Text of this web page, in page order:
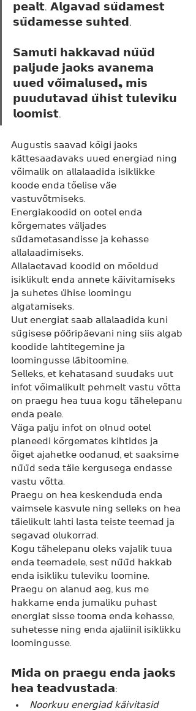
𝗽𝗲𝗮𝗹𝘁. 𝗔𝗹𝗴𝗮𝘃𝗮𝗱 𝘀𝘂̈𝗱𝗮𝗺𝗲𝘀𝘁
𝘀𝘂̈𝗱𝗮𝗺𝗲𝘀𝘀𝗲 𝘀𝘂𝗵𝘁𝗲𝗱.
𝗦𝗮𝗺𝘂𝘁𝗶 𝗵𝗮𝗸𝗸𝗮𝘃𝗮𝗱 𝗻𝘂̈𝘂̈𝗱
𝗽𝗮𝗹𝗷𝘂𝗱𝗲 𝗷𝗮𝗼𝗸𝘀 𝗮𝘃𝗮𝗻𝗲𝗺𝗮
𝘂𝘂𝗲𝗱 𝘃𝗼̃𝗶𝗺𝗮𝗹𝘂𝘀𝗲𝗱❟ 𝗺𝗶𝘀
𝗽𝘂𝘂𝗱𝘂𝘁𝗮𝘃𝗮𝗱 𝘂̈𝗵𝗶𝘀𝘁 𝘁𝘂𝗹𝗲𝘃𝗶𝗸𝘂
𝗹𝗼𝗼𝗺𝗶𝘀𝘁.
𝖠𝗎𝗀𝗎𝗌𝗍𝗂𝗌 𝗌𝖺𝖺𝗏𝖺𝖽 𝗄𝗈̃𝗂𝗀𝗂 𝗃𝖺𝗈𝗄𝗌
𝗄𝖺̈𝗍𝗍𝖾𝗌𝖺𝖺𝖽𝖺𝗏𝖺𝗄𝗌 𝗎𝗎𝖾𝖽 𝖾𝗇𝖾𝗋𝗀𝗂𝖺𝖽 𝗇𝗂𝗇𝗀
𝗏𝗈̃𝗂𝗆𝖺𝗅𝗂𝗄 𝗈𝗇 𝖺𝗅𝗅𝖺𝗅𝖺𝖺𝖽𝗂𝖽𝖺 𝗂𝗌𝗂𝗄𝗅𝗂𝗄𝗄𝖾
𝗄𝗈𝗈𝖽𝖾 𝖾𝗇𝖽𝖺 𝗍𝗈̃𝖾𝗅𝗂𝗌𝖾 𝗏𝖺̈𝖾
𝗏𝖺𝗌𝗍𝗎𝗏𝗈̃𝗍𝗆𝗂𝗌𝖾𝗄𝗌.
𝖤𝗇𝖾𝗋𝗀𝗂𝖺𝗄𝗈𝗈𝖽𝗂𝖽 𝗈𝗇 𝗈𝗈𝗍𝖾𝗅 𝖾𝗇𝖽𝖺
𝗄𝗈̃𝗋𝗀𝖾𝗆𝖺𝗍𝖾𝗌 𝗏𝖺̈𝗅𝗃𝖺𝖽𝖾𝗌
𝗌𝗎̈𝖽𝖺𝗆𝖾𝗍𝖺𝗌𝖺𝗇𝖽𝗂𝗌𝗌𝖾 𝗃𝖺 𝗄𝖾𝗁𝖺𝗌𝗌𝖾
𝖺𝗅𝗅𝖺𝗅𝖺𝖺𝖽𝗂𝗆𝗂𝗌𝖾𝗄𝗌.
𝖠𝗅𝗅𝖺𝗅𝖺𝖾𝗍𝖺𝗏𝖺𝖽 𝗄𝗈𝗈𝖽𝗂𝖽 𝗈𝗇 𝗆𝗈̃𝖾𝗅𝖽𝗎𝖽
𝗂𝗌𝗂𝗄𝗅𝗂𝗄𝗎𝗅𝗍 𝖾𝗇𝖽𝖺 𝖺𝗇𝗇𝖾𝗍𝖾 𝗄𝖺̈𝗂𝗏𝗂𝗍𝖺𝗆𝗂𝗌𝖾𝗄𝗌
𝗃𝖺 𝗌𝗎𝗁𝖾𝗍𝖾𝗌 𝗎̈𝗁𝗂𝗌𝖾 𝗅𝗈𝗈𝗆𝗂𝗇𝗀𝗎
𝖺𝗅𝗀𝖺𝗍𝖺𝗆𝗂𝗌𝖾𝗄𝗌.
𝖴𝗎𝗍 𝖾𝗇𝖾𝗋𝗀𝗂𝖺𝗍 𝗌𝖺𝖺𝖻 𝖺𝗅𝗅𝖺𝗅𝖺𝖺𝖽𝗂𝖽𝖺 𝗄𝗎𝗇𝗂
𝗌𝗎̈𝗀𝗂𝗌𝖾𝗌𝖾 𝗉𝗈̈𝗈̈𝗋𝗂𝗉𝖺̈𝖾𝗏𝖺𝗇𝗂 𝗇𝗂𝗇𝗀 𝗌𝗂𝗂𝗌 𝖺𝗅𝗀𝖺𝖻
𝗄𝗈𝗈𝖽𝗂𝖽𝖾 𝗅𝖺𝗁𝗍𝗂𝗍𝖾𝗀𝖾𝗆𝗂𝗇𝖾 𝗃𝖺
𝗅𝗈𝗈𝗆𝗂𝗇𝗀𝗎𝗌𝗌𝖾 𝗅𝖺̈𝖻𝗂𝗍𝗈𝗈𝗆𝗂𝗇𝖾.
𝖲𝖾𝗅𝗅𝖾𝗄𝗌, 𝖾𝗍 𝗄𝖾𝗁𝖺𝗍𝖺𝗌𝖺𝗇𝖽 𝗌𝗎𝗎𝖽𝖺𝗄𝗌 𝗎𝗎𝗍
𝗂𝗇𝖿𝗈𝗍 𝗏𝗈̃𝗂𝗆𝖺𝗅𝗂𝗄𝗎𝗅𝗍 𝗉𝖾𝗁𝗆𝖾𝗅𝗍 𝗏𝖺𝗌𝗍𝗎 𝗏𝗈̃𝗍𝗍𝖺
𝗈𝗇 𝗉𝗋𝖺𝖾𝗀𝗎 𝗁𝖾𝖺 𝗍𝗎𝗎𝖺 𝗄𝗈𝗀𝗎 𝗍𝖺̈𝗁𝖾𝗅𝖾𝗉𝖺𝗇𝗎
𝖾𝗇𝖽𝖺 𝗉𝖾𝖺𝗅𝖾.
𝖵𝖺̈𝗀𝖺 𝗉𝖺𝗅𝗃𝗎 𝗂𝗇𝖿𝗈𝗍 𝗈𝗇 𝗈𝗅𝗇𝗎𝖽 𝗈𝗈𝗍𝖾𝗅
𝗉𝗅𝖺𝗇𝖾𝖾𝖽𝗂 𝗄𝗈̃𝗋𝗀𝖾𝗆𝖺𝗍𝖾𝗌 𝗄𝗂𝗁𝗍𝗂𝖽𝖾𝗌 𝗃𝖺
𝗈̃𝗂𝗀𝖾𝗍 𝖺𝗃𝖺𝗁𝖾𝗍𝗄𝖾 𝗈𝗈𝖽𝖺𝗇𝗎𝖽, 𝖾𝗍 𝗌𝖺𝖺𝗄𝗌𝗂𝗆𝖾
𝗇𝗎̈𝗎̈𝖽 𝗌𝖾𝖽𝖺 𝗍𝖺̈𝗂𝖾 𝗄𝖾𝗋𝗀𝗎𝗌𝖾𝗀𝖺 𝖾𝗇𝖽𝖺𝗌𝗌𝖾
𝗏𝖺𝗌𝗍𝗎 𝗏𝗈̃𝗍𝗍𝖺.
𝖯𝗋𝖺𝖾𝗀𝗎 𝗈𝗇 𝗁𝖾𝖺 𝗄𝖾𝗌𝗄𝖾𝗇𝖽𝗎𝖽𝖺 𝖾𝗇𝖽𝖺
𝗏𝖺𝗂𝗆𝗌𝖾𝗅𝖾 𝗄𝖺𝗌𝗏𝗎𝗅𝖾 𝗇𝗂𝗇𝗀 𝗌𝖾𝗅𝗅𝖾𝗄𝗌 𝗈𝗇 𝗁𝖾𝖺
𝗍𝖺̈𝗂𝖾𝗅𝗂𝗄𝗎𝗅𝗍 𝗅𝖺𝗁𝗍𝗂 𝗅𝖺𝗌𝗍𝖺 𝗍𝖾𝗂𝗌𝗍𝖾 𝗍𝖾𝖾𝗆𝖺𝖽 𝗃𝖺
𝗌𝖾𝗀𝖺𝗏𝖺𝖽 𝗈𝗅𝗎𝗄𝗈𝗋𝗋𝖺𝖽.
𝖪𝗈𝗀𝗎 𝗍𝖺̈𝗁𝖾𝗅𝖾𝗉𝖺𝗇𝗎 𝗈𝗅𝖾𝗄𝗌 𝗏𝖺𝗃𝖺𝗅𝗂𝗄 𝗍𝗎𝗎𝖺
𝖾𝗇𝖽𝖺 𝗍𝖾𝖾𝗆𝖺𝖽𝖾𝗅𝖾, 𝗌𝖾𝗌𝗍 𝗇𝗎̈𝗎̈𝖽 𝗁𝖺𝗄𝗄𝖺𝖻
𝖾𝗇𝖽𝖺 𝗂𝗌𝗂𝗄𝗅𝗂𝗄𝗎 𝗍𝗎𝗅𝖾𝗏𝗂𝗄𝗎 𝗅𝗈𝗈𝗆𝗂𝗇𝖾.
𝖯𝗋𝖺𝖾𝗀𝗎 𝗈𝗇 𝖺𝗅𝖺𝗇𝗎𝖽 𝖺𝖾𝗀, 𝗄𝗎𝗌 𝗆𝖾
𝗁𝖺𝗄𝗄𝖺𝗆𝖾 𝖾𝗇𝖽𝖺 𝗃𝗎𝗆𝖺𝗅𝗂𝗄𝗎 𝗉𝗎𝗁𝖺𝗌𝗍
𝖾𝗇𝖾𝗋𝗀𝗂𝖺𝗍 𝗌𝗂𝗌𝗌𝖾 𝗍𝗈𝗈𝗆𝖺 𝖾𝗇𝖽𝖺 𝗄𝖾𝗁𝖺𝗌𝗌𝖾,
𝗌𝗎𝗁𝖾𝗍𝖾𝗌𝗌𝖾 𝗇𝗂𝗇𝗀 𝖾𝗇𝖽𝖺 𝖺𝗃𝖺𝗅𝗂𝗂𝗇𝗂𝗅 𝗂𝗌𝗂𝗄𝗅𝗂𝗄𝗄𝗎
𝗅𝗈𝗈𝗆𝗂𝗇𝗀𝗎𝗌𝗌𝖾.
𝗠𝗶𝗱𝗮 𝗼𝗻 𝗽𝗿𝗮𝗲𝗴𝘂 𝗲𝗻𝗱𝗮 𝗷𝗮𝗼𝗸𝘀
𝗵𝗲𝗮 𝘁𝗲𝗮𝗱𝘃𝘂𝘀𝘁𝗮𝗱𝗮:
𝖭𝗈𝗈𝗋𝗄𝗎𝗎 𝖾𝗇𝖾𝗋𝗀𝗂𝖺𝖽 𝗄𝖺̈𝗂𝗏𝗂𝗍𝖺𝗌𝗂𝖽